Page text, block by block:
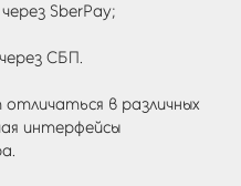
SberPay;
СБП.
в различных
интерфейсы